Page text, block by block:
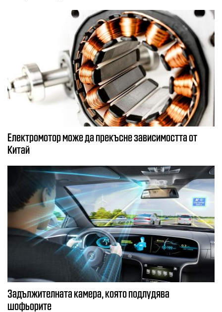
Електромотор може да прекъсне зависимостта от
Китай
Задължителната камера, която подлудява
шофьорите